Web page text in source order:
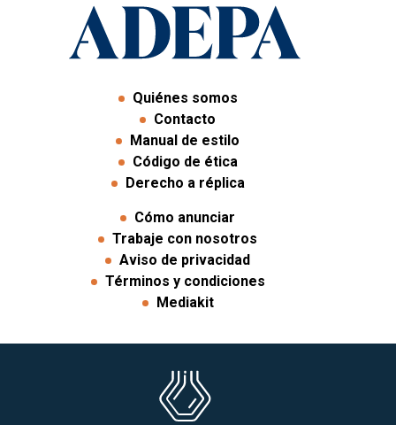
Quiénes somos
Contacto
Manual de estilo
Código de ética
Derecho a réplica
Cómo anunciar
Trabaje con nosotros
Aviso de privacidad
Términos y condiciones
Mediakit